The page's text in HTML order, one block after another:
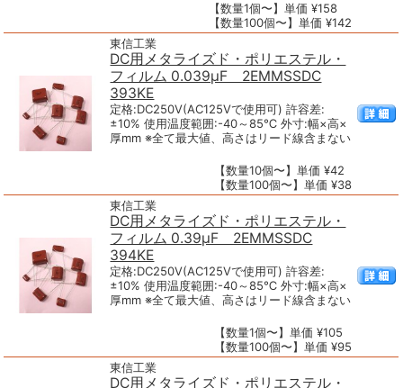
【数量1個〜】単価 ¥158
【数量100個〜】単価 ¥142
東信工業
DC用メタライズド・ポリエステル・
フィルム 0.039μF 2EMMSSDC
393KE
定格:DC250V(AC125Vで使用可) 許容差:
±10% 使用温度範囲:-40～85℃ 外寸:幅×高×
厚mm ※全て最大値、高さはリード線含まない
【数量10個〜】単価 ¥42
【数量100個〜】単価 ¥38
東信工業
DC用メタライズド・ポリエステル・
フィルム 0.39μF 2EMMSSDC
394KE
定格:DC250V(AC125Vで使用可) 許容差:
±10% 使用温度範囲:-40～85℃ 外寸:幅×高×
厚mm ※全て最大値、高さはリード線含まない
【数量1個〜】単価 ¥105
【数量100個〜】単価 ¥95
東信工業
DC用メタライズド・ポリエステル・